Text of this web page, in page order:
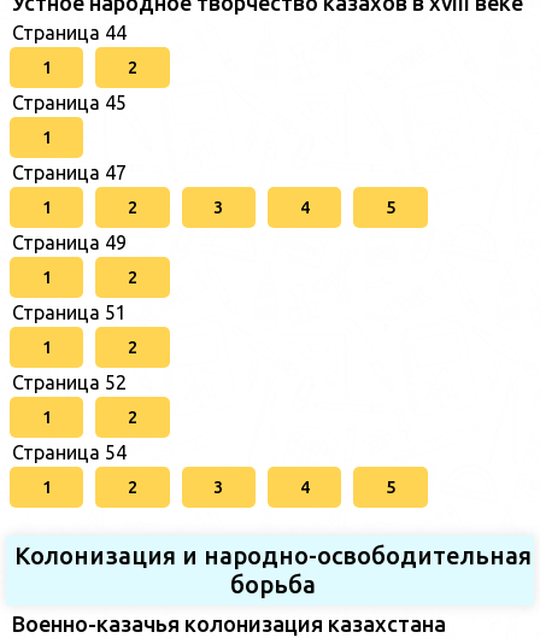
Страница 44
1 2
Страница 45
1
Страница 47
1 2 3 4 5
Страница 49
1 2
Страница 51
1 2
Страница 52
1 2
Страница 54
1 2 3 4 5
Колонизация и народно-освободительная
борьба
Военно-казачья колонизация казахстана